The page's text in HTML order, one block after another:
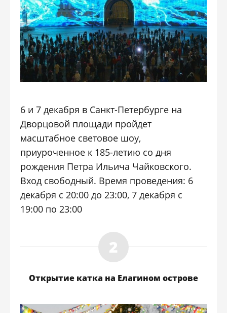
6 и 7 декабря в Санкт-Петербурге на
Дворцовой площади пройдет
масштабное световое шоу,
приуроченное к 185-летию со дня
рождения Петра Ильича Чайковского.
Вход свободный. Время проведения: 6
декабря с 20:00 до 23:00, 7 декабря с
19:00 по 23:00
Открытие катка на Елагином острове